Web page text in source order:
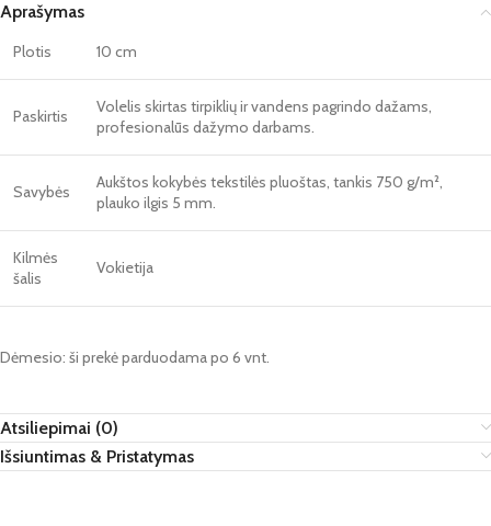
Aprašymas
Plotis 10 cm
Paskirtis
Volelis skirtas tirpiklių ir vandens pagrindo dažams,
profesionalūs dažymo darbams.
Savybės
Aukštos kokybės tekstilės pluoštas, tankis 750 g/m²,
plauko ilgis 5 mm.
Kilmės
šalis
Vokietija
Dėmesio: ši prekė parduodama po 6 vnt.
Atsiliepimai (0)
Išsiuntimas & Pristatymas